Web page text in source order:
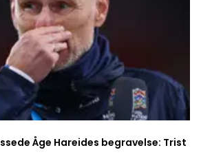
Åge Hareides begravelse: Trist